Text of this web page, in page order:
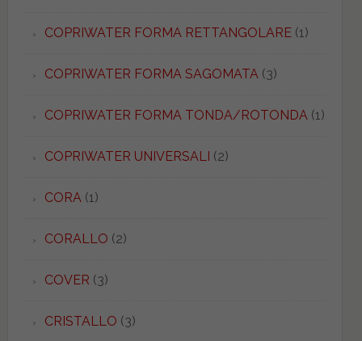
COPRIWATER FORMA RETTANGOLARE(1)
COPRIWATER FORMA SAGOMATA(3)
COPRIWATER FORMA TONDA/ROTONDA(1)
COPRIWATER UNIVERSALI (2)
CORA(1)
CORALLO (2)
COVER (3)
CRISTALLO (3)